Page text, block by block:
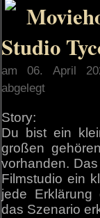
Studio
am 06. April
abgelegt
Story:
Du bist ein
großen
vorhanden.
Filmstudio ein
jede Erklärung
das Szenario